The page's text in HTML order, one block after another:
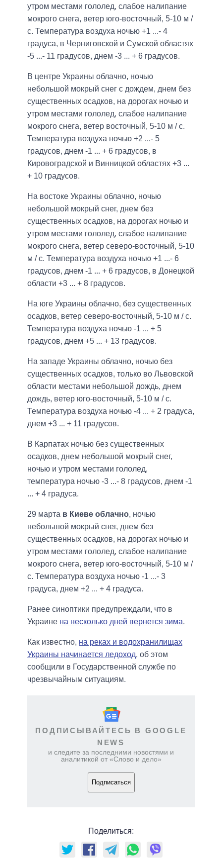
утром местами гололед, слабое налипание
мокрого снега, ветер юго-восточный, 5-10 м /
с. Температура воздуха ночью +1 ...- 4
градуса, в Черниговской и Сумской областях
-5 ...- 11 градусов, днем ​​-3 ... + 6 градусов.
В центре Украины облачно, ночью
небольшой мокрый снег с дождем, днем ​​без
существенных осадков, на дорогах ночью и
утром местами гололед, слабое налипание
мокрого снега, ветер восточный, 5-10 м / с.
Температура воздуха ночью +2 ...- 5
градусов, днем ​​-1 ... + 6 градусов, в
Кировоградской и Винницкой областях +3 ...
+ 10 градусов.
На востоке Украины облачно, ночью
небольшой мокрый снег, днем ​​без
существенных осадков, на дорогах ночью и
утром местами гололед, слабое налипание
мокрого снега, ветер северо-восточный, 5-10
м / с. Температура воздуха ночью +1 ...- 6
градусов, днем ​​-1 ... + 6 градусов, в Донецкой
области +3 ... + 8 градусов.
На юге Украины облачно, без существенных
осадков, ветер северо-восточный, 5-10 м / с.
Температура воздуха ночью -1 ... + 5
градусов, днем ​​+5 ... + 13 градусов.
На западе Украины облачно, ночью без
существенных осадков, только во Львовской
области местами небольшой дождь, днем ​​
дождь, ветер юго-восточный, 5-10 м / с.
Температура воздуха ночью -4 ... + 2 градуса,
днем ​​+3 ... + 11 градусов.
В Карпатах ночью без существенных
осадков, днем ​​небольшой мокрый снег,
ночью и утром местами гололед,
температура ночью -3 ...- 8 градусов, днем ​​-1
... + 4 градуса.
29 марта в Киеве облачно, ночью
небольшой мокрый снег, днем ​​без
существенных осадков, на дорогах ночью и
утром местами гололед, слабое налипание
мокрого снега, ветер юго-восточный, 5-10 м /
с. Температура воздуха ночью -1 ...- 3
градуса, днем ​​+2 ... + 4 градуса.
Ранее синоптики предупреждали, что в
Украине на несколько дней вернется зима.
Как известно, на реках и водохранилищах
Украины начинается ледоход, об этом
сообщили в Государственной службе по
чрезвычайным ситуациям.
ПОДПИСЫВАЙТЕСЬ В GOOGLE
NEWS
и следите за последними новостями и
аналитикой от «Слово и дело»
Подписаться
Поделиться: